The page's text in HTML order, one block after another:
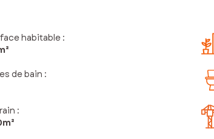
habitable :
de bain :
: